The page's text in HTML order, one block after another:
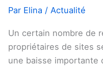
Par Elina / Actualité
Un certain nombre de
propriétaires de sites
une baisse importante
de
AdSense